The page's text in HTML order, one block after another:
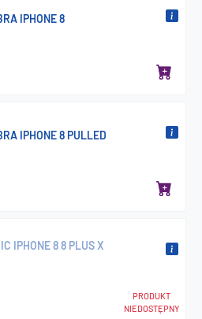
IPHONE 8
IPHONE 8 PULLED
IPHONE 8 8 PLUS X
PRODUKT
NIEDOSTĘPNY